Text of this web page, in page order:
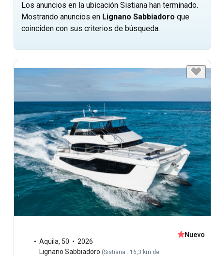
Los anuncios en la ubicación Sistiana han terminado.
Mostrando anuncios en Lignano Sabbiadoro que
coinciden con sus criterios de búsqueda.
Aquila, 50
2026
Lignano Sabbiadoro (Sistiana : 16,3 km de
Nuevo